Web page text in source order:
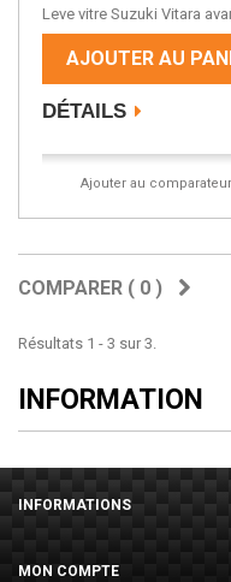
Leve vitre Suzuki Vitara
AJOUTER AU
DÉTAILS
Ajouter au comparateur
COMPARER ( 0 )
Résultats 1 - 3 sur 3.
INFORMATION
INFORMATIONS
MON COMPTE